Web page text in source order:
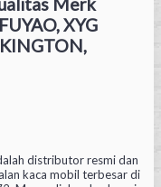
XYG
distributor resmi dan
kaca mobil terbesar di